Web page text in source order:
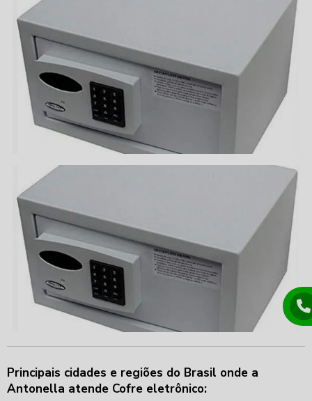
Principais cidades e regiões do Brasil onde a
Antonella atende Cofre eletrônico: